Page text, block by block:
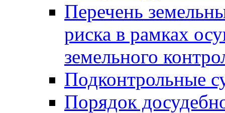
Перечень
риска в рамках
земельного
Подконтрольные
Порядок